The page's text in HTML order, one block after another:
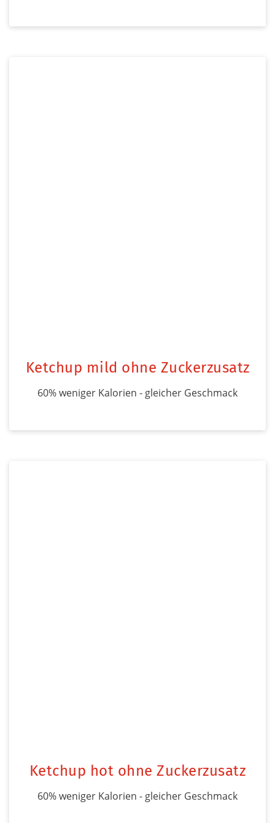
Ketchup mild ohne Zuckerzusatz
60% weniger Kalorien - gleicher Geschmack
Ketchup hot ohne Zuckerzusatz
60% weniger Kalorien - gleicher Geschmack